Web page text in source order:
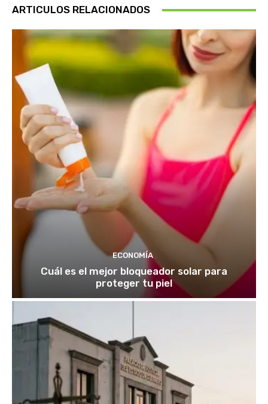
ARTICULOS RELACIONADOS
ECONOMÍA
Cuál es el mejor bloqueador solar para
proteger tu piel